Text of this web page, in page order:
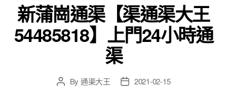
王新蒲崗通渠【渠通渠大王
54485818】上門24小時通
渠
PostBy 通渠大王
Post2021-02-15